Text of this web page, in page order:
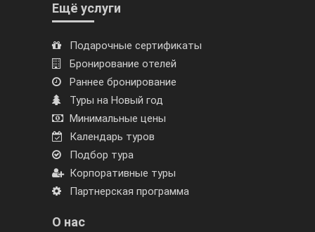
Ещё услуги
Подарочные сертификаты
Бронирование отелей
Раннее бронирование
Туры на Новый год
Минимальные цены
Календарь туров
Подбор тура
Корпоративные туры
Партнерская программа
О нас